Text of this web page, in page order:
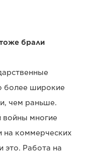
брали
более широкие
чем раньше.
войны многие
на коммерческих
это. Работа на